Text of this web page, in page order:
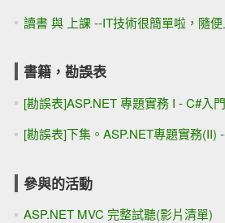
讀書 與 上課 --IT技術很簡單啦，隨
書籍，勘誤表
[勘誤表]ASP.NET 專題實務 I - C#入
[勘誤表]下集。ASP.NET專題實務(II)
參與的活動
ASP.NET MVC 完整試聽(影片清單)